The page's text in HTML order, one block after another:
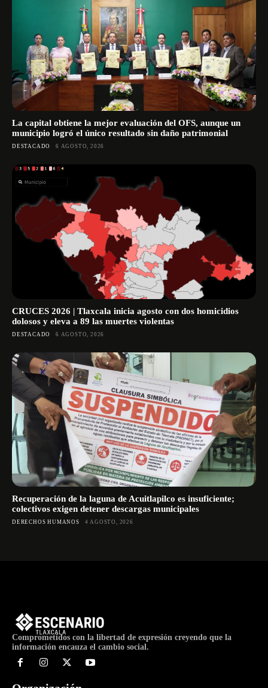
La capital obtiene la mejor evaluación del OFS, aunque un
municipio logró el único resultado sin daño patrimonial
DESTACADO 6 AGOSTO, 2026
CRUCES 2026 | Tlaxcala inicia agosto con dos homicidios
dolosos y eleva a 89 las muertes violentas
DESTACADO 6 AGOSTO, 2026
Recuperación de la laguna de Acuitlapilco es insuficiente;
colectivos exigen detener descargas municipales
DERECHOS HUMANOS 4 AGOSTO, 2026
Comprometidos con la libertad de expresión creyendo que la
información encauza el cambio social.